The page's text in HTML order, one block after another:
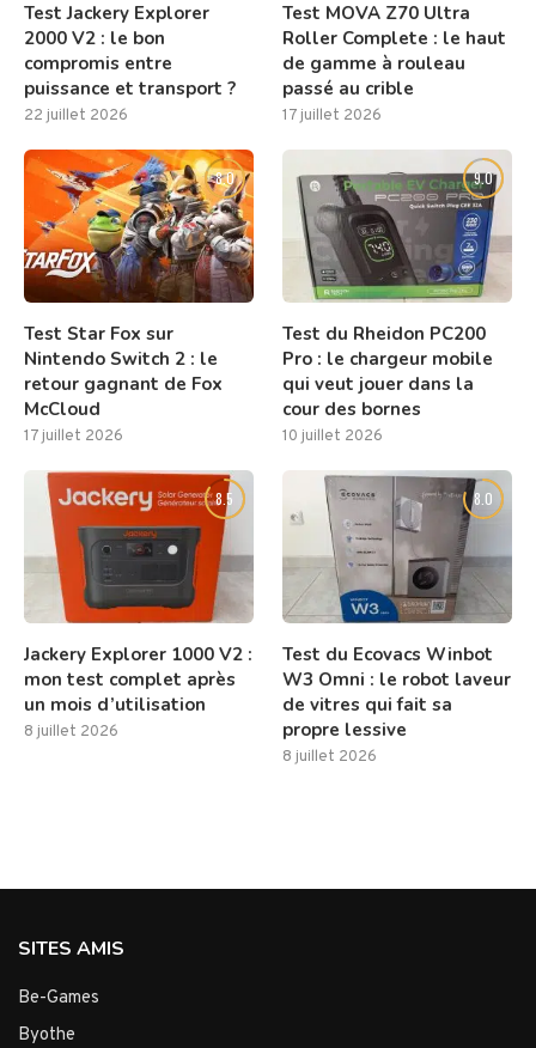
Test Jackery Explorer
2000 V2 : le bon
compromis entre
puissance et transport ?
22 juillet 2026
Test MOVA Z70 Ultra
Roller Complete : le haut
de gamme à rouleau
passé au crible
17 juillet 2026
8.0
Test Star Fox sur
Nintendo Switch 2 : le
retour gagnant de Fox
McCloud
17 juillet 2026
9.0
Test du Rheidon PC200
Pro : le chargeur mobile
qui veut jouer dans la
cour des bornes
10 juillet 2026
8.5
Jackery Explorer 1000 V2 :
mon test complet après
un mois d’utilisation
8 juillet 2026
8.0
Test du Ecovacs Winbot
W3 Omni : le robot laveur
de vitres qui fait sa
propre lessive
8 juillet 2026
SITES AMIS
Be-Games
Byothe